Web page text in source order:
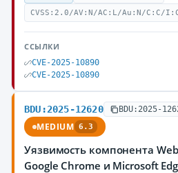
CVSS:2.0/AV:N/AC:L/Au:N/C:C/
ССЫЛКИ
CVE-2025-10890
CVE-2025-10890
BDU:2025-12620 BDU:2025-
MEDIUM 6.3
Уязвимость компонента
Google Chrome и Microsoft